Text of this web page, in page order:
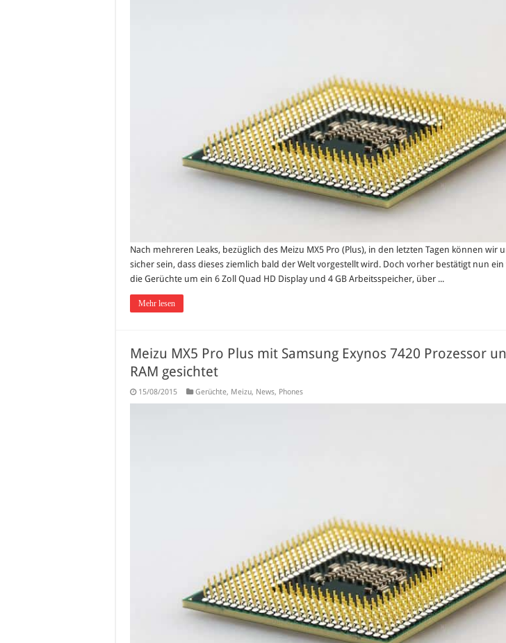
Nach mehreren Leaks, bezüglich des Meizu MX5 Pro (Plus), in den letzten Tagen können wir
sicher sein, dass dieses ziemlich bald der Welt vorgestellt wird. Doch vorher bestätigt nun ein
die Gerüchte um ein 6 Zoll Quad HD Display und 4 GB Arbeitsspeicher, über ...
Mehr lesen
Meizu MX5 Pro Plus mit Samsung Exynos 7420 Prozessor
RAM gesichtet
15/08/2015 Gerüchte, Meizu, News, Phones